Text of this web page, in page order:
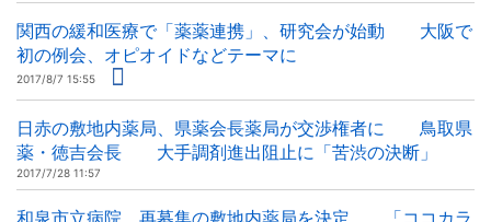
関西の緩和医療で「薬薬連携」、研究会が始動 大阪で
初の例会、オピオイドなどテーマに
2017/8/7 15:55
日赤の敷地内薬局、県薬会長薬局が交渉権者に 鳥取県
薬・徳吉会長 大手調剤進出阻止に「苦渋の決断」
2017/7/28 11:57
和泉市立病院、再募集の敷地内薬局を決定 「ココカラ